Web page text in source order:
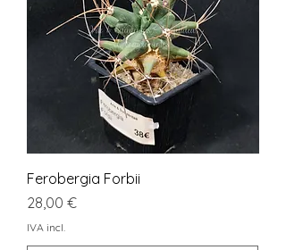
Ferobergia Forbii
Preço
28,00 €
IVA incl.